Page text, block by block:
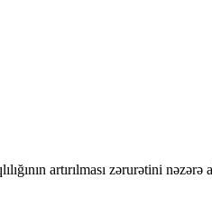
artırılması zərurətini nəzərə